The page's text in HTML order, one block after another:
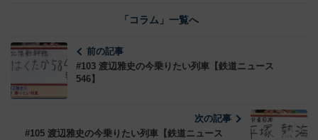
「コラム」一覧へ
前の記事
#103 渡辺雅史の今乗りたい列車【鉄道ニュース
546】
次の記事
#105 渡辺雅史の今乗りたい列車【鉄道ニュース